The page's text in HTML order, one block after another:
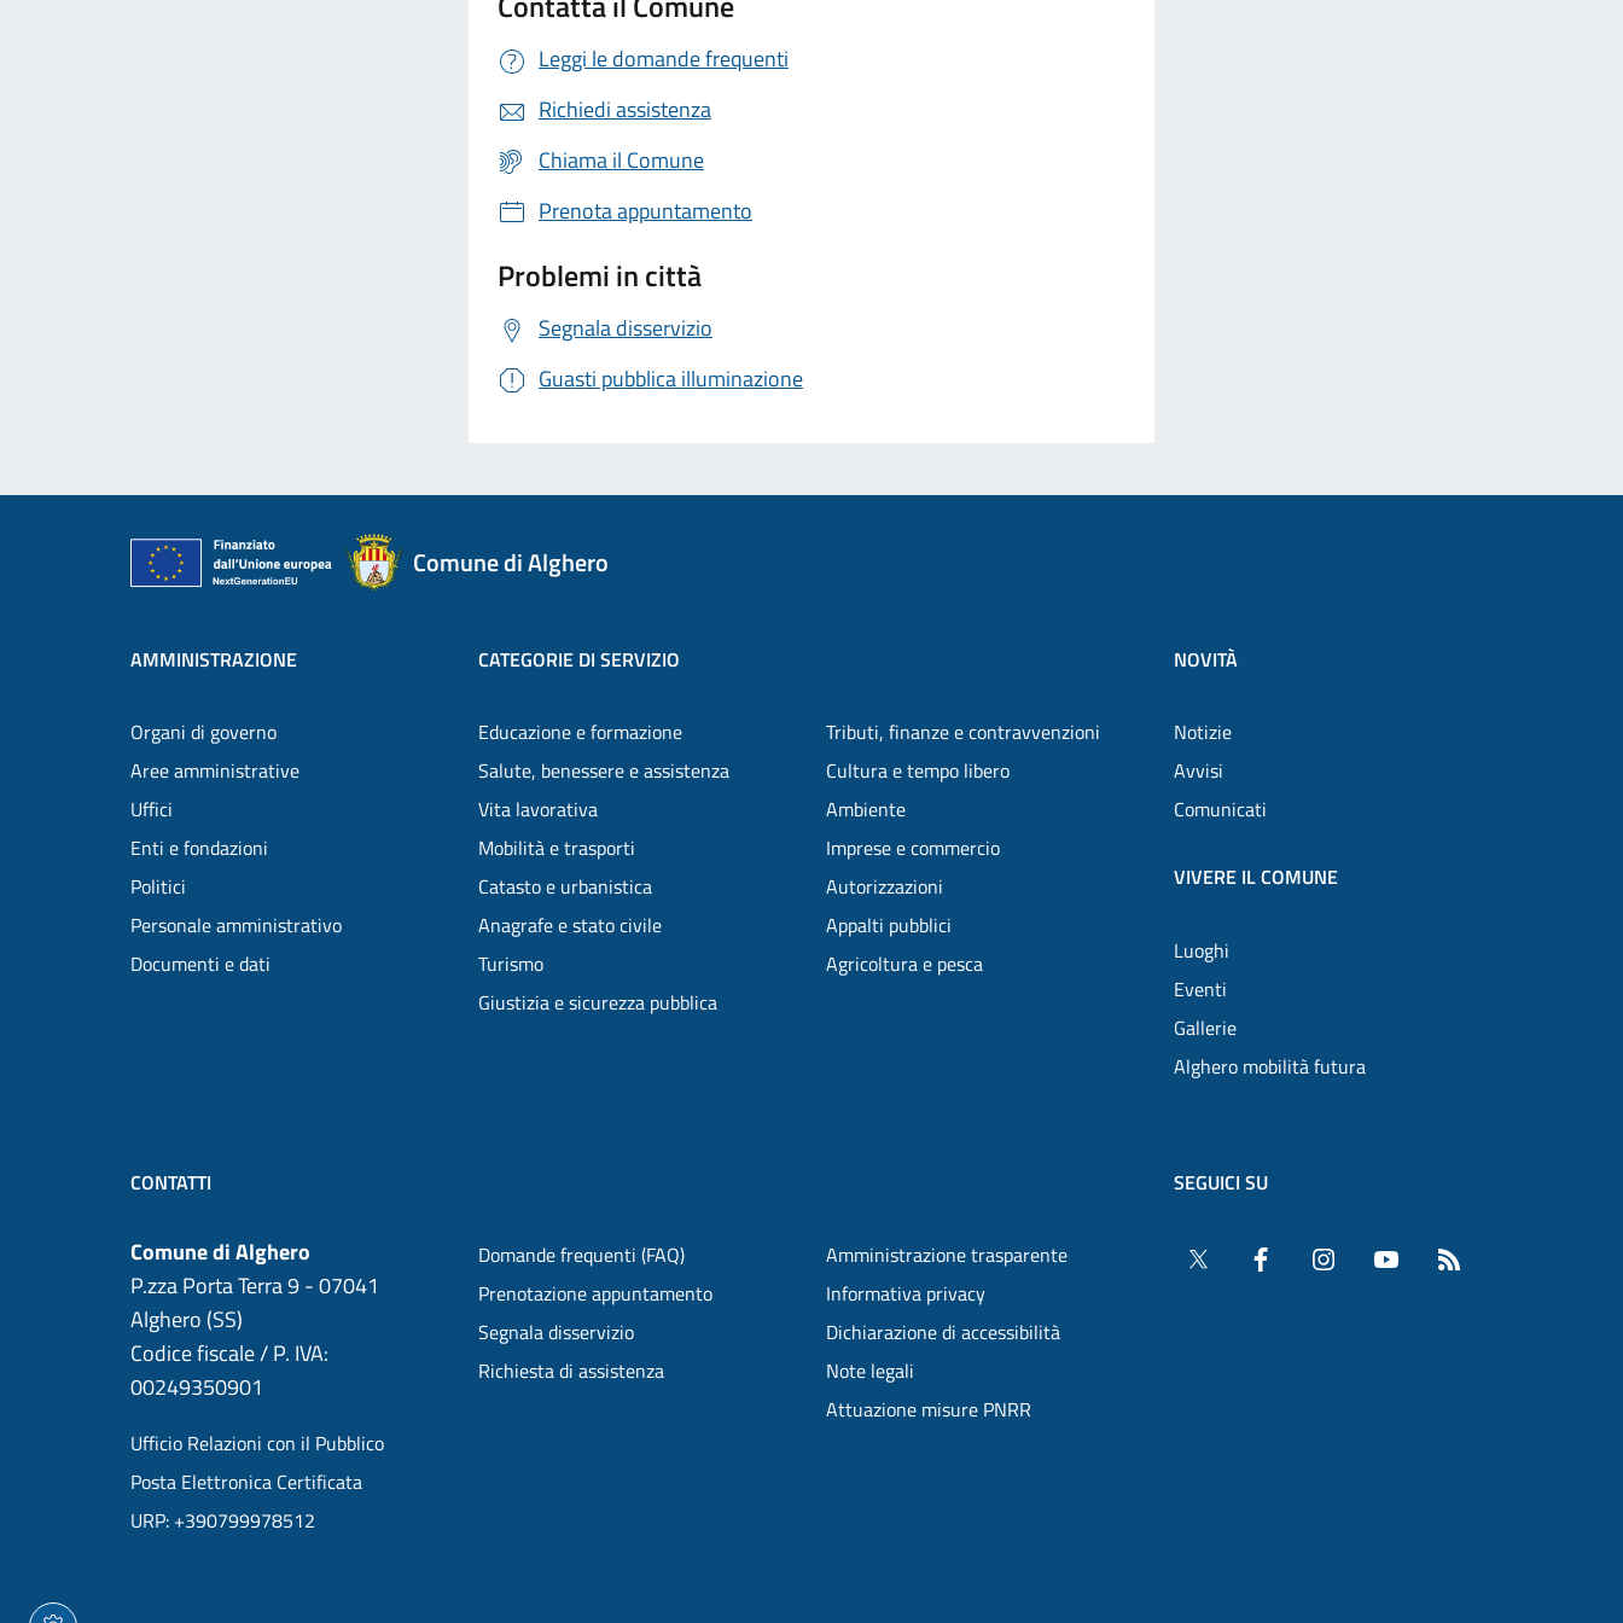
Leggi le domande frequenti
Richiedi assistenza
Chiama il Comune
Prenota appuntamento
Problemi in città
Segnala disservizio
Guasti pubblica illuminazione
Comune di Alghero
AMMINISTRAZIONE
Organi di governo
Aree amministrative
Uffici
Enti e fondazioni
Politici
Personale amministrativo
Documenti e dati
CATEGORIE DI SERVIZIO
Educazione e formazione
Salute, benessere e assistenza
Vita lavorativa
Mobilità e trasporti
Catasto e urbanistica
Anagrafe e stato civile
Turismo
Giustizia e sicurezza pubblica
Tributi, finanze e contravvenzioni
Cultura e tempo libero
Ambiente
Imprese e commercio
Autorizzazioni
Appalti pubblici
Agricoltura e pesca
NOVITÀ
Notizie
Avvisi
Comunicati
VIVERE IL COMUNE
Luoghi
Eventi
Gallerie
Alghero mobilità futura
CONTATTI
Comune di Alghero
P.zza Porta Terra 9 - 07041
Alghero (SS)
Codice fiscale / P. IVA:
00249350901
Ufficio Relazioni con il Pubblico
Posta Elettronica Certificata
URP: +390799978512
Domande frequenti (FAQ)
Prenotazione appuntamento
Segnala disservizio
Richiesta di assistenza
Amministrazione trasparente
Informativa privacy
Dichiarazione di accessibilità
Note legali
Attuazione misure PNRR
SEGUICI SU
Twitter Facebook InstagramYouTube